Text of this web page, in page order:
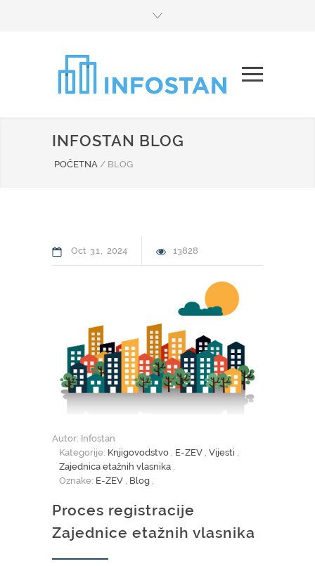
INFOSTAN BLOG
POČETNA / BLOG
Oct 31 2024 13828
Autor: Infostan
Kategorije: Knjigovodstvo , E-ZEV , Vijesti ,
Zajednica etažnih vlasnika ,
Oznake: E-ZEV , Blog ,
Proces registracije
Zajednice etažnih vlasnika